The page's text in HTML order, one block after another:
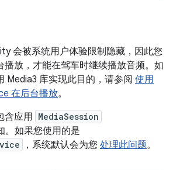
会被系统用户体验限制隐藏，因此您
播放，才能在驾车时继续播放音频。如
Media3 库实现此目的，请参阅 使用
在后台播放。
含应用 MediaSession
。如果您使用的是
，系统默认会为您 处理此问题。